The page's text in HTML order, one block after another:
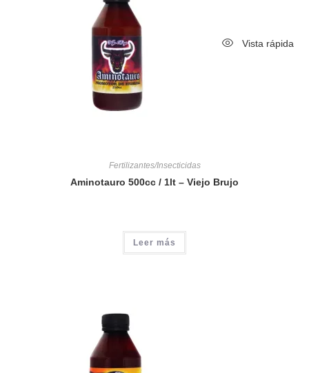
Vista rápida
Fertilizantes/Insecticidas
Aminotauro 500cc / 1lt – Viejo Brujo
Leer más